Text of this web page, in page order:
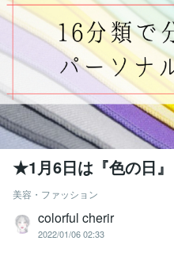
★1月6日は『色の日』
美容・ファッション
colorful cherir
2022/01/06 02:33